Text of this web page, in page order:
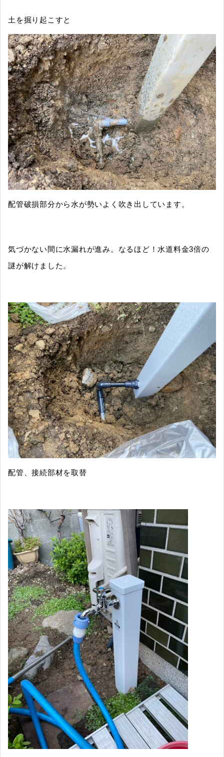
土を掘り起こすと
配管破損部分から水が勢いよく吹き出しています。
気づかない間に水漏れが進み。なるほど！水道料金3倍の
謎が解けました。
配管、接続部材を取替